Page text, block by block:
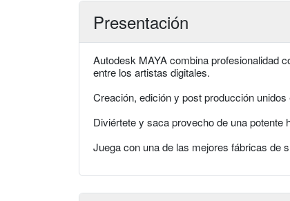
Presentación
Autodesk MAYA combina profesionalidad
entre los artistas digitales.
Creación, edición y post producción
Diviértete y saca provecho de una potente
Juega con una de las mejores fábricas de